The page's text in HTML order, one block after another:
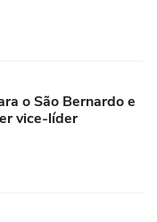
o São Bernardo e
vice-líder